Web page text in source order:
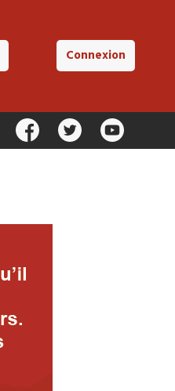
Connexion